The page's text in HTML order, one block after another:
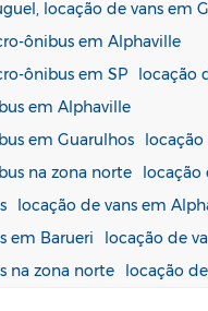
locação de vans em
ônibus em Alphaville
ônibus em SP
locação
em Alphaville
em Guarulhos
locação
na zona norte
locação
locação de vans em
em Barueri
locação de
na zona norte
locação